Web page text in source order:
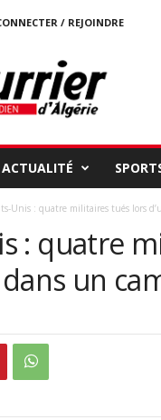
/ REJOINDRE
ACTUALITÉ
Unis : quatre militaires tués lors
: quatre
un